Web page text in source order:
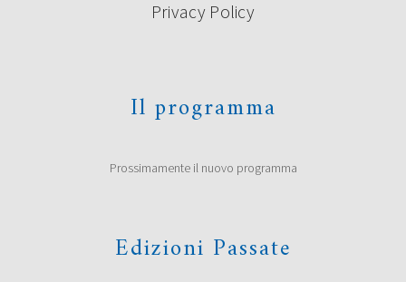
Privacy Policy
Il programma
Prossimamente il nuovo programma
Edizioni Passate